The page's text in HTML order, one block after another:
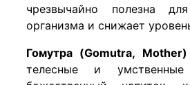
чрезвычайно полезна для
организма и снижает
Гомутра (Gomutra, Mother)
телесные и